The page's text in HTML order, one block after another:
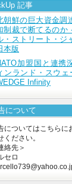
記事
朝鮮の巨大資金調
制裁で断てるのか
・ストリート・ジ
本版
加盟国と連携
ンランド・スウ
Infinity
について
についてはこちらに
ください。
絡先＞
セロ